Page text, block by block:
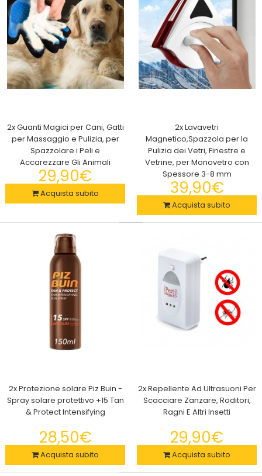
Intatto Il Sapore Del Cibo
29,90€
18 COPERCHI IN SILICONE IN DIFFERENTI FORMATI Il set
rappresenta l'alternativa furba alla classica ..
2x - Depilatore Epilatore portatile USB - senza dolore o
irritazioni
29,90€
2x Guanti Magici per Cani, Gatti
per Massaggio e Pulizia, per
Spazzolare i Peli e
Accarezzare Gli Animali
29,90€
Acquista subito
2x Lavavetri
Magnetico,Spazzola per la
Pulizia dei Vetri, Finestre e
Vetrine, per Monovetro con
Spessore 3-8 mm
39,90€
Acquista subito
2x Protezione solare Piz Buin -
Spray solare protettivo +15 Tan
& Protect Intensifying
28,50€
Acquista subito
2x Repellente Ad Ultrasuoni Per
Scacciare Zanzare, Roditori,
Ragni E Altri Insetti
29,90€
Acquista subito